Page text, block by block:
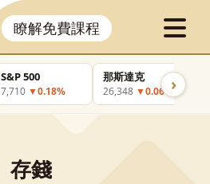
瞭解免費課程
S&P 500
7,710 ▼0.18%
那斯達克
26,348 ▼0.06%›
存錢